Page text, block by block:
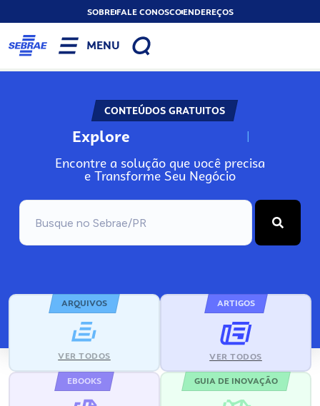
SOBREFALE CONOSCOENDEREÇOS
MENU
CONTEÚDOS GRATUITOS
Explore N
Encontre a solução que você precisa
e Transforme Seu Negócio
ARQUIVOS
VER TODOS
ARTIGOS
VER TODOS
EBOOKS GUIA DE INOVAÇÃO